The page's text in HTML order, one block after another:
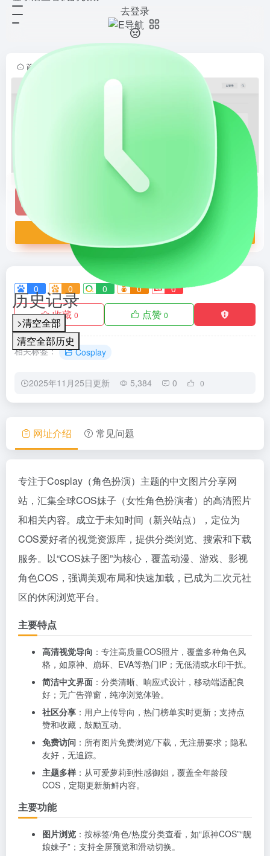
去登录
历史记录
>清空全部
清空全部历史
首页
0 0 0 0 0
收藏 0 点赞 0
相关标签： Cosplay
2025年11月25日更新 5,384 0 0
中文COS图分享站，汇集原神/崩坏
高清角色扮演照。分类浏览、关键词
盛宴轻松获取新鲜COS内容。
网址介绍 常见问题
专注于Cosplay（角色扮演）主题的中文图片分享网
站，汇集全球COS妹子（女性角色扮演者）的高清照片
和相关内容。成立于未知时间（新兴站点），定位为
COS爱好者的视觉资源库，提供分类浏览、搜索和下载
服务。以“COS妹子图”为核心，覆盖动漫、游戏、影视
角色COS，强调美观布局和快速加载，已成为二次元社
区的休闲浏览平台。
主要特点
高清视觉导向 ：专注高质量COS照片，覆盖多种角色风
格，如原神、崩坏、EVA等热门IP；无低清或水印干扰。
简洁中文界面 ：分类清晰、响应式设计，移动端适配良
好；无广告弹窗，纯净浏览体验。
社区分享 ：用户上传导向，热门榜单实时更新；支持点
赞和收藏，鼓励互动。
免费访问 ：所有图片免费浏览/下载，无注册要求；隐私
友好，无追踪。
主题多样 ：从可爱萝莉到性感御姐，覆盖全年龄段
COS，定期更新新鲜内容。
主要功能
图片浏览 ：按标签/角色/热度分类查看，如“原神COS”“舰
娘妹子”；支持全屏预览和滑动切换。